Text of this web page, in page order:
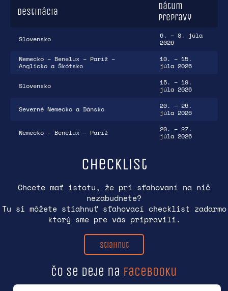
Destinácia
Dátum
prepravy
Slovensko
6. – 8. júla
2026
Nemecko – Benelux – Paríž –
Anglicko a Škótsko
10. – 15.
júla 2026
Slovensko
15. – 19.
júla 2026
Severné Nemecko a Dánsko
20. – 26.
júla 2026
Nemecko – Benelux – Paríž
20. – 27.
júla 2026
Checklist
Chcete mať istotu, že pri sťahovaní na nič
nezabudnete?
Tu si môžete stiahnuť sťahovací checklist zadarmo
ktorý sme pre vás pripravili.
Stiahnuť
Čo se deje na facebooku